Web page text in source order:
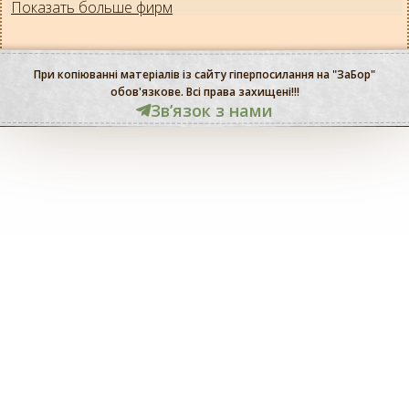
Показать больше фирм
При копіюванні матеріалів із сайту гіперпосилання на "ЗаБор"
обов'язкове. Всі права захищені!!!
Звʼязок з нами